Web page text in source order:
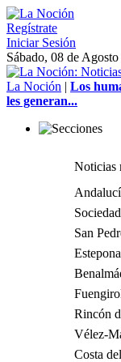
Regístrate
Iniciar Sesión
Sábado, 08 de
La Noción | Los
les generan...
Noticias
Sociedad
San
Estepona
Rincón
Vélez-
Costa